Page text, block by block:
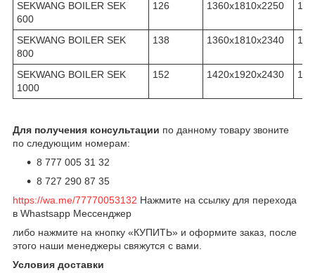
SEKWANG BOILER SEK
600
126 1360х1810х2250
SEKWANG BOILER SEK
800
138 1360х1810х2340
SEKWANG BOILER SEK
1000
152 1420х1920х2430
Для получения консультации по данному товару звоните
по следующим номерам:
8 777 005 31 32
8 727 290 87 35
https://wa.me/77770053132 Нажмите на ссылку для перехода
в Whastsapp Мессенджер
либо нажмите на кнопку «КУПИТЬ» и оформите заказ, после
этого наши менеджеры свяжутся с вами.
Условия доставки